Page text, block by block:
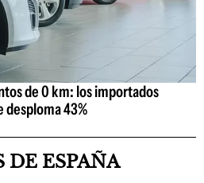
de 0 km: los importados
desploma 43%
ESPAÑA